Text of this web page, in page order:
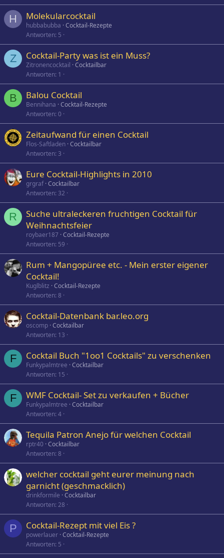
H Molekularcocktail
hubbabubba Cocktail-Rezepte
Antworten 5
Z Cocktail-Party was ist ein Muss?
Zitronencocktail Cocktailbar
Antworten 1
B Balou Cocktail
Bennihana Cocktail-Rezepte
Antworten 0
Zeitaufwand für einen Cocktail
Flos-Saftladen Cocktailbar
Antworten 3
Eure Cocktail-Highlights in 2010
grgraf Cocktailbar
Antworten 32
R
Suche ultraleckeren fruchtigen Cocktail für
Weihnachtsfeier
roybaer187 Cocktail-Rezepte
Antworten 59
Rum + Mangopüree etc. - Mein erster eigener
Cocktail!
Kuglblitz Cocktail-Rezepte
Antworten 8
Cocktail-Datenbank bar.leo.org
oscomp Cocktailbar
Antworten 13
F Cocktail Buch "1oo1 Cocktails" zu verschenken
Funkypalmtree Cocktailbar
Antworten 15
F WMF Cocktail- Set zu verkaufen + Bücher
Funkypalmtree Cocktailbar
Antworten 4
Tequila Patron Anejo für welchen Cocktail
rptr40 Cocktailbar
Antworten 8
welcher cocktail geht eurer meinung nach
garnicht (geschmacklich)
drinkformile Cocktailbar
Antworten 28
P Cocktail-Rezept mit viel Eis ?
powerlauer Cocktail-Rezepte
Antworten 5